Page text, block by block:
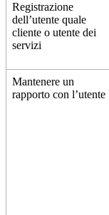
Registrazione
dell’utente quale
cliente o utente dei
servizi
Mantenere un
rapporto con l’utente